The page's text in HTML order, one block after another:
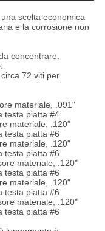
scelta economica
e la corrosione non
concentrare.
72 viti per
materiale, .091"
testa piatta #4
materiale, .120"
testa piatta #6
materiale, .120"
testa piatta #6
materiale, .120"
testa piatta #6
materiale, .120"
testa piatta #6
materiale, .120"
testa piatta #6